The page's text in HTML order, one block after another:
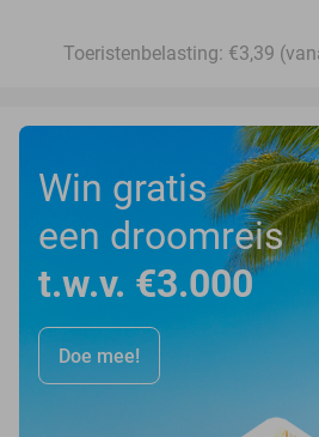
Toeristenbelasting: €3,39
Win gratis
een droomreis
t.w.v. €3.000
Doe mee!